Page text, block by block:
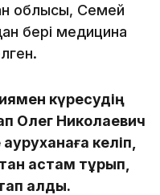
облысы, Семей
бері медицина
күресудің
Олег Николаевич
келіп,
астам тұрып,
қалды.